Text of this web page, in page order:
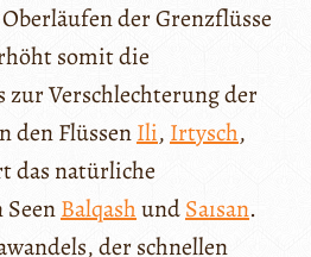
der Grenzflüsse
somit die
zur Verschlechterung der
den FlüssenIli, Irtysch,
das natürliche
BalqashundSaısan.
der schnellen